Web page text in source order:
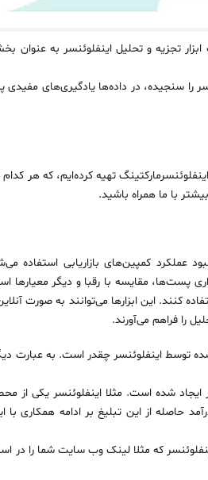
تجزیه و تحلیل اینفلوئنسر به عنوان
را سنجیده، در داده‌ها یادگیری‌های مفیدی
تا از بهترین ابزار تجزیه و تحلیل اینفلوئنسرمارکتینگ تهیه
با ما همراه باشید.
عملکرد کمپین‌های بازاریابی استفاده
پست‌ها، مقایسه با رقبا و دیگر معیارها
کنند. این ابزارها می‌توانند به صورت
را فراهم می‌آورند.
توسط اینفلوئنسر چقدر است. به عبارت
شده است. مثلا اینفلوئنسر یکی از
از این تبلیغ بر ادامه همکاری با
که مثلا لینک وب سایت شما را در